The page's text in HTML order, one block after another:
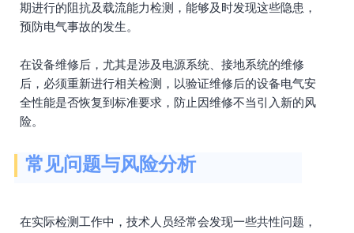
期进行的阻抗及载流能力检测，能够及时发现这些隐患，
预防电气事故的发生。
在设备维修后，尤其是涉及电源系统、接地系统的维修
后，必须重新进行相关检测，以验证维修后的设备电气安
全性能是否恢复到标准要求，防止因维修不当引入新的风
险。
常见问题与风险分析
在实际检测工作中，技术人员经常会发现一些共性问题，